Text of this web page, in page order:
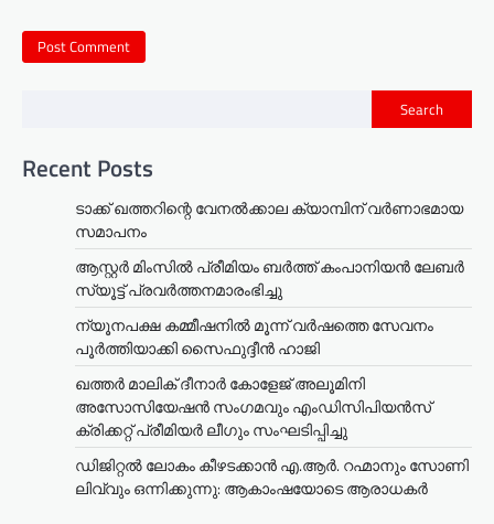
Search
Recent Posts
ടാക്ക് ഖത്തറിന്റെ വേനൽക്കാല ക്യാമ്പിന് വർണാഭമായ
സമാപനം
ആസ്റ്റർ മിംസിൽ പ്രീമിയം ബർത്ത് കംപാനിയൻ ലേബർ
സ്യൂട്ട് പ്രവർത്തനമാരംഭിച്ചു
ന്യൂനപക്ഷ കമ്മീഷനിൽ മൂന്ന് വർഷത്തെ സേവനം
പൂർത്തിയാക്കി സൈഫുദ്ദീൻ ഹാജി
ഖത്തർ മാലിക് ദീനാർ കോളേജ് അലൂമിനി
അസോസിയേഷൻ സംഗമവും എംഡിസിപിയൻസ്
ക്രിക്കറ്റ് പ്രീമിയർ ലീഗും സംഘടിപ്പിച്ചു
ഡിജിറ്റൽ ലോകം കീഴടക്കാൻ എ.ആർ. റഹ്മാനും സോണി
ലിവ്വും ഒന്നിക്കുന്നു: ആകാംഷയോടെ ആരാധകർ